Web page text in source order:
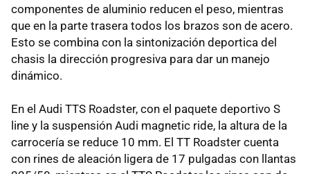
componentes de aluminio reducen el peso, mientras
que en la parte trasera todos los brazos son de acero.
Esto se combina con la sintonización deportica del
chasis la dirección progresiva para dar un manejo
dinámico.
En el Audi TTS Roadster, con el paquete deportivo S
line y la suspensión Audi magnetic ride, la altura de la
carrocería se reduce 10 mm. El TT Roadster cuenta
con rines de aleación ligera de 17 pulgadas con llantas